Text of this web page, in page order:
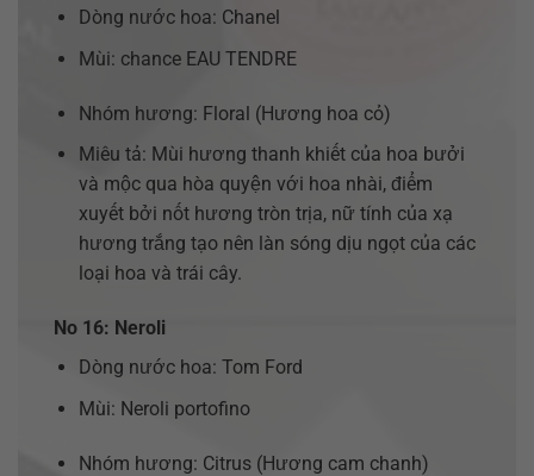
Dòng nước hoa: Chanel
Mùi: chance EAU TENDRE
Nhóm hương: Floral (Hương hoa cỏ)
Miêu tả: Mùi hương thanh khiết của hoa bưởi
và mộc qua hòa quyện với hoa nhài, điểm
xuyết bởi nốt hương tròn trịa, nữ tính của xạ
hương trắng tạo nên làn sóng dịu ngọt của các
loại hoa và trái cây.
No 16: Neroli
Dòng nước hoa: Tom Ford
Mùi: Neroli portofino
Nhóm hương: Citrus (Hương cam chanh)